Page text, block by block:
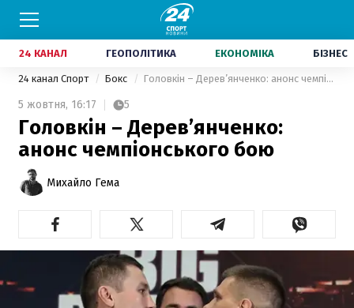
24 КАНАЛ ГЕОПОЛІТИКА ЕКОНОМІКА БІЗНЕС
24 канал Спорт Бокс Головкін – Дерев’янченко: анонс чемпіонського бою
5 жовтня, 16:17 5
Головкін – Дерев’янченко:
анонс чемпіонського бою
Михайло Гема